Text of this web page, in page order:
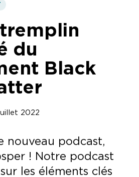
du
Black
2022
nouveau podcast,
! Notre podcast
les éléments clés